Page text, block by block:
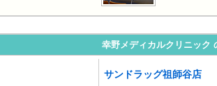
幸野メディカルクリニック
サンドラッグ祖師谷店